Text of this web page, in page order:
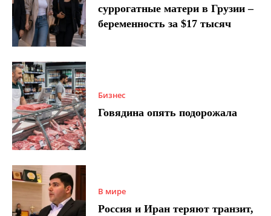
суррогатные матери в Грузии –
беременность за $17 тысяч
Бизнес
Говядина опять подорожала
В мире
Россия и Иран теряют транзит,